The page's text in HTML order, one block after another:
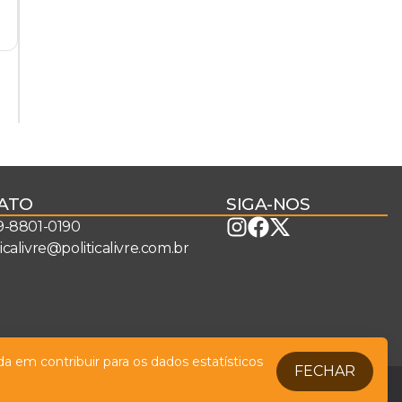
8801-0190
SIGA-NOS
LegalFale conosco
em contribuir para os dados estatísticos
FECHAR